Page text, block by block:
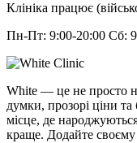
Клініка працює
Пн-Пт: 9:00-20:00 Сб:
White — це не просто
думки, прозорі ціни та
місце, де
краще. Додайте своєму